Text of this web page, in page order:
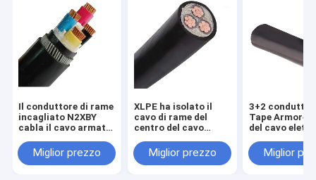
Il conduttore di rame
incagliato N2XBY
cabla il cavo armato
SWAMiglior prezzo
XLPE ha isolato il
cavo di rame del
centro del cavo
bassa tensione
Miglior prezzo
3+2
Tape Armored
del cavo
centro NYBY
Miglior